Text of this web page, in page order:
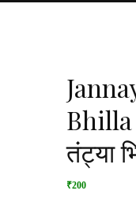
तंट्या
₹200